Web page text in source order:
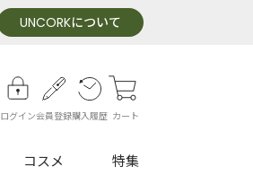
UNCORKについて
ログイン会員登録購入履歴 カート
コスメ 特集